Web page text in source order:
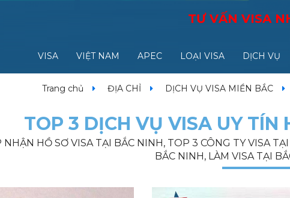
TƯ VẤN VISA
VISA VIỆT NAM APEC LOẠI VISA DỊCH VỤ
Trang chủ ĐỊA CHỈ DỊCH VỤ VISA MIỀN BẮC
TOP 3 DỊCH VỤ VISA UY TÍN
HỒ SƠ VISA TẠI BẮC NINH, TOP 3 CÔNG TY VISA
BẮC NINH, LÀM VISA TẠI